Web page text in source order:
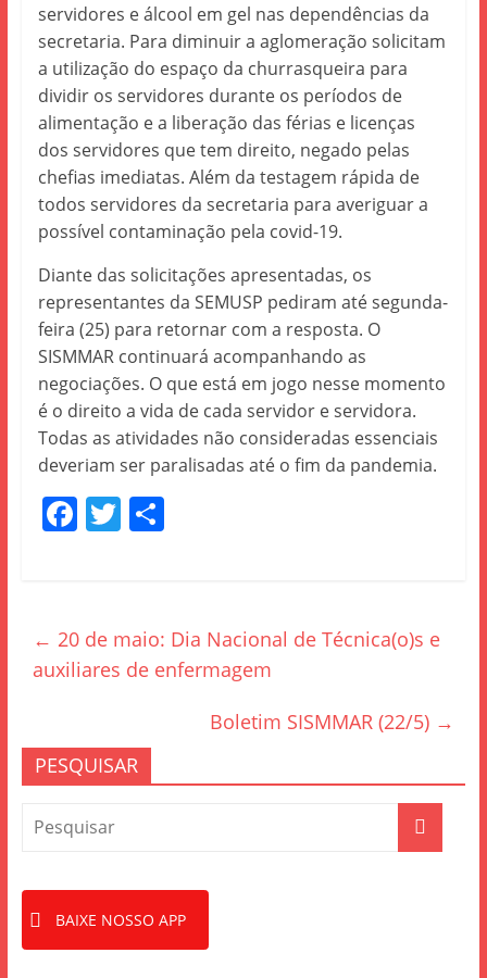
servidores e álcool em gel nas dependências da
secretaria. Para diminuir a aglomeração solicitam
a utilização do espaço da churrasqueira para
dividir os servidores durante os períodos de
alimentação e a liberação das férias e licenças
dos servidores que tem direito, negado pelas
chefias imediatas. Além da testagem rápida de
todos servidores da secretaria para averiguar a
possível contaminação pela covid-19.
Diante das solicitações apresentadas, os
representantes da SEMUSP pediram até segunda-
feira (25) para retornar com a resposta. O
SISMMAR continuará acompanhando as
negociações. O que está em jogo nesse momento
é o direito a vida de cada servidor e servidora.
Todas as atividades não consideradas essenciais
deveriam ser paralisadas até o fim da pandemia.
F
b
o
k
T S
← 20 de maio: Dia Nacional de Técnica(o)s e
auxiliares de enfermagem
Boletim SISMMAR (22/5) →
PESQUISAR
BAIXE NOSSO APP